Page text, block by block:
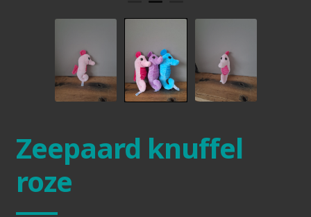
Zeepaard knuffel
roze